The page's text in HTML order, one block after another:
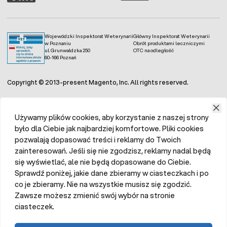
elektrycznym to takie urządzenie załączy się i będzie
pastucha ale zadziała również odstraszająco na dzikie
zwierzęta. Występuje również rozbudowana wersja, która
oprócz dźwięku posiada również sygnał świetlny.
alarmowa z lampą błyskową
elektrycznym.
Odgromnik pastucha do zabezpieczenia
elektryzatora
Elektryzatoryzawsze narażone są na działanie czynników
atmosferycznych. Zabezpieczenie przed opadami
deszczu nie stanowi dużego problemu, wystarczy
umieścić elektryzator pod zadaszeniem czy w szczelnej
skrzynce. Jednak większym ryzykiem są wyładowania
atmosferyczne. Nawet jeżeli piorun nie uderzy
bezpośrednio w ogrodzenie elektryczne, tylko w pewnej
odległości od niego może uszkodzić elektryzator. Dlatego
warto zabezpieczyć się przed taką ewentualnością.
pastucha. Przy wyładowaniach atmosferycznych wysokie
Wojewódzki Inspektorat Weterynarii
w Poznaniu
ul. Grunwaldzka 250
60-166 Poznań
Główny Inspektorat Weterynarii
Obrót produktami leczniczymi
OTC na odległość
Copyright © 2013-present Magento, Inc. All rights reserved.
Używamy plików cookies, aby korzystanie z naszej strony
było dla Ciebie jak najbardziej komfortowe. Pliki cookies
pozwalają dopasować treści i reklamy do Twoich
zainteresowań. Jeśli się nie zgodzisz, reklamy nadal będą
się wyświetlać, ale nie będą dopasowane do Ciebie.
Sprawdź poniżej, jakie dane zbieramy w ciasteczkach i po
co je zbieramy. Nie na wszystkie musisz się zgodzić.
Zawsze możesz zmienić swój wybór na stronie
ciasteczek.